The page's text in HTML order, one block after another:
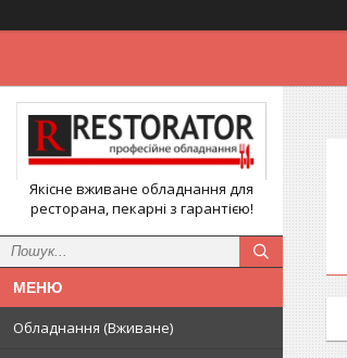
Якісне вживане обладнання для
ресторана, пекарні з гарантією!
Обладнання (Вживане)